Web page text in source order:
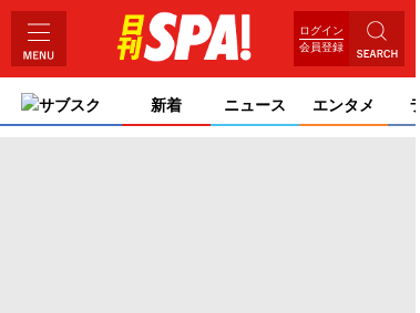
ログイン
会員登録
サブスク 新着 ニュース エンタメ